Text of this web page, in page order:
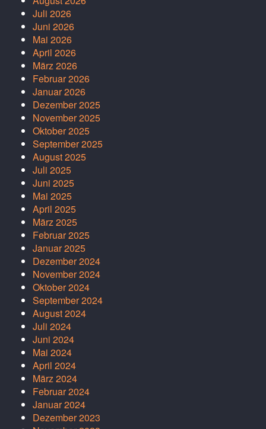
Juli 2026
Juni 2026
Mai 2026
April 2026
März 2026
Februar 2026
Januar 2026
Dezember 2025
November 2025
Oktober 2025
September 2025
August 2025
Juli 2025
Juni 2025
Mai 2025
April 2025
März 2025
Februar 2025
Januar 2025
Dezember 2024
November 2024
Oktober 2024
September 2024
August 2024
Juli 2024
Juni 2024
Mai 2024
April 2024
März 2024
Februar 2024
Januar 2024
Dezember 2023